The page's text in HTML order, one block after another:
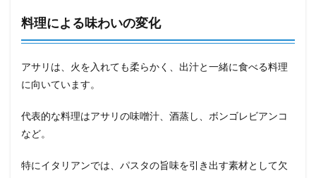
料理による味わいの変化
アサリは、火を入れても柔らかく、出汁と一緒に食べる料理
に向いています。
代表的な料理はアサリの味噌汁、酒蒸し、ボンゴレビアンコ
など。
特にイタリアンでは、パスタの旨味を引き出す素材として欠